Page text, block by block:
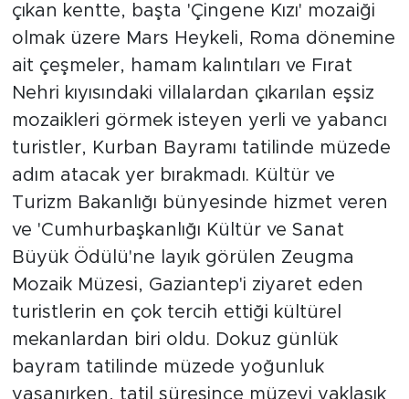
çıkan kentte, başta 'Çingene Kızı' mozaiği
olmak üzere Mars Heykeli, Roma dönemine
ait çeşmeler, hamam kalıntıları ve Fırat
Nehri kıyısındaki villalardan çıkarılan eşsiz
mozaikleri görmek isteyen yerli ve yabancı
turistler, Kurban Bayramı tatilinde müzede
adım atacak yer bırakmadı. Kültür ve
Turizm Bakanlığı bünyesinde hizmet veren
ve 'Cumhurbaşkanlığı Kültür ve Sanat
Büyük Ödülü'ne layık görülen Zeugma
Mozaik Müzesi, Gaziantep'i ziyaret eden
turistlerin en çok tercih ettiği kültürel
mekanlardan biri oldu. Dokuz günlük
bayram tatilinde müzede yoğunluk
yaşanırken, tatil süresince müzeyi yaklaşık